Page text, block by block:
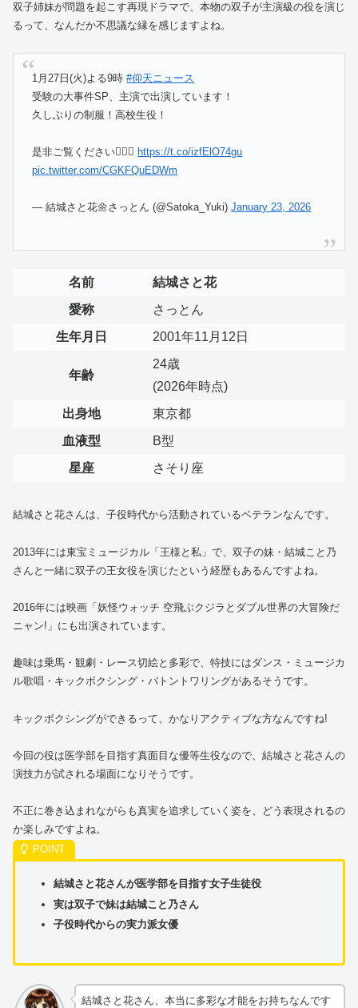
双子姉妹が問題を起こす再現ドラマで、本物の双子が主演級の役を演じ
るって、なんだか不思議な縁を感じますよね。
1月27日(火)よる9時#仰天ニュース
受験の大事件SP、主演で出演しています！
久しぶりの制服！高校生役！
是非ご覧ください✍🏻📝 https://t.co/izfElO74gu
pic.twitter.com/CGKFQuEDWm
— 結城さと花︎🌼さっとん (@Satoka_Yuki)January 23, 2026
名前
結城さと花
愛称
さっとん
生年月日
2001年11月12日
年齢
24歳
(2026年時点)
出身地
東京都
血液型
B型
星座
さそり座
結城さと花さんは、子役時代から活動されているベテランなんです。
2013年には東宝ミュージカル「王様と私」で、双子の妹・結城こと乃
さんと一緒に双子の王女役を演じたという経歴もあるんですよね。
2016年には映画「妖怪ウォッチ 空飛ぶクジラとダブル世界の大冒険だ
ニャン!」にも出演されています。
趣味は乗馬・観劇・レース切絵と多彩で、特技にはダンス・ミュージカ
ル歌唱・キックボクシング・バトントワリングがあるそうです。
キックボクシングができるって、かなりアクティブな方なんですね!
今回の役は医学部を目指す真面目な優等生役なので、結城さと花さんの
演技力が試される場面になりそうです。
不正に巻き込まれながらも真実を追求していく姿を、どう表現されるの
か楽しみですよね。
結城さと花さんが医学部を目指す女子生徒役
実は双子で妹は結城こと乃さん
子役時代からの実力派女優
結城さと花さん、本当に多彩な才能をお持ちなんです